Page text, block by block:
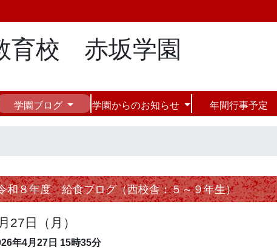
育校 赤坂学園
学園ブログ 学園からのお知らせ 年間行事予定
和８年度 給食ブログ（西校舎：５～９年生）
27日（月）
年4月27日 15時35分